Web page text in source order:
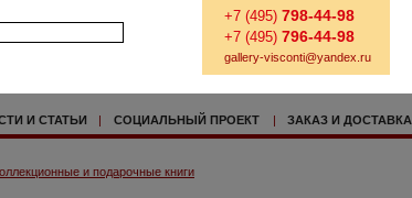
+7 (495) 798-44-98
+7 (495) 796-44-98
gallery-visconti@yandex.ru
И СТАТЬИ | СОЦИАЛЬНЫЙ ПРОЕКТ | ЗАКАЗ И ДОСТАВКА
и подарочные книги